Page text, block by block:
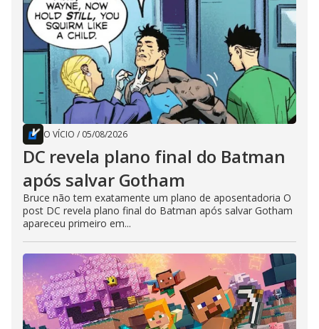
O VÍCIO / 05/08/2026
DC revela plano final do Batman
após salvar Gotham
Bruce não tem exatamente um plano de aposentadoria O
post DC revela plano final do Batman após salvar Gotham
apareceu primeiro em...